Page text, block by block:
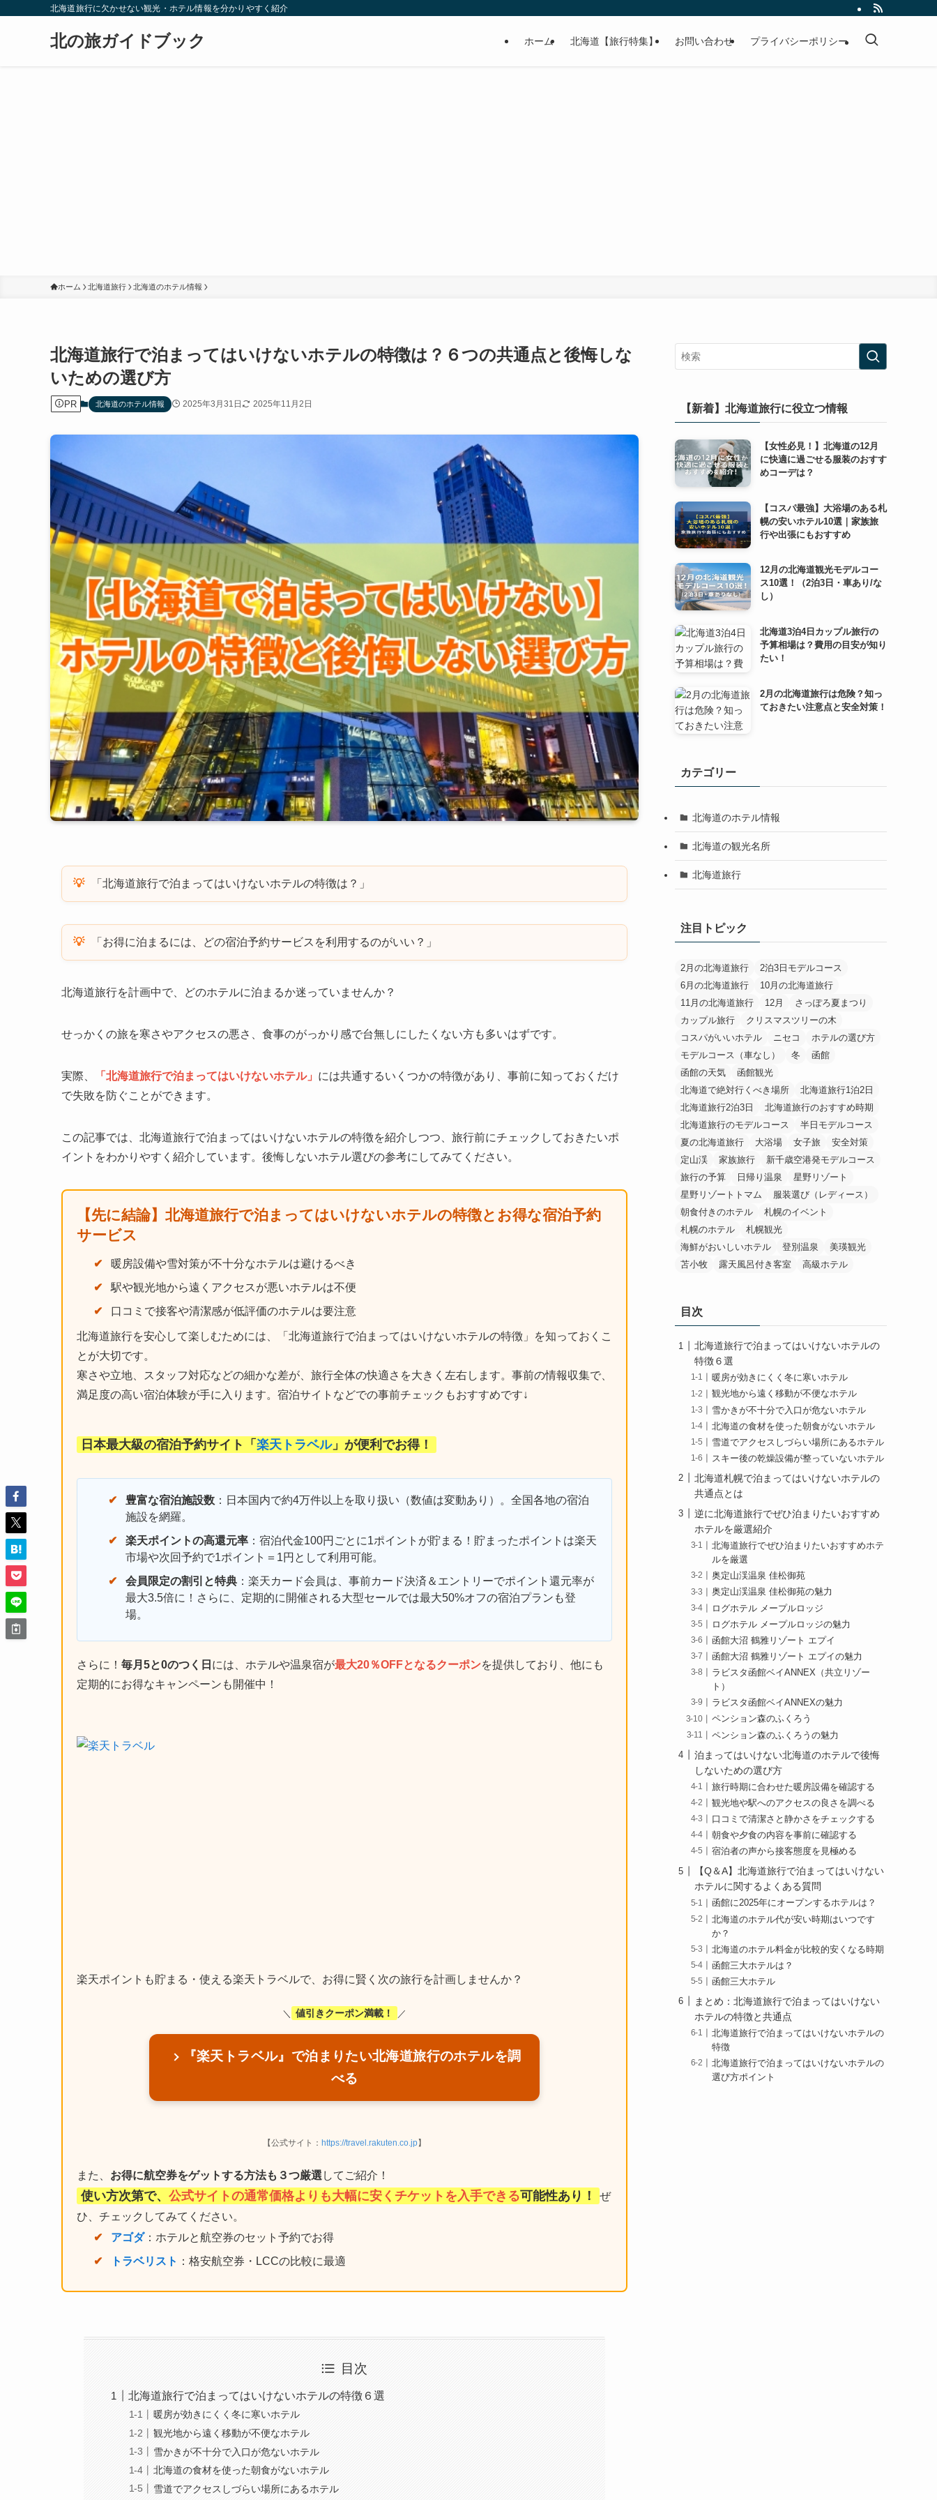
北海道旅行に欠かせない観光・ホテル情報を分かりやすく紹介
北の旅ガイドブック ホーム 北海道【旅行特集】 お問い合わせ プライバシーポリシー
ホーム 北海道旅行 北海道のホテル情報
北海道旅行で泊まってはいけないホテルの特徴は？６つの共通点と後悔しな
いための選び方
PR 北海道のホテル情報 2025年3月31日 2025年11月2日
「北海道旅行で泊まってはいけないホテルの特徴は？」
「お得に泊まるには、どの宿泊予約サービスを利用するのがいい？」
北海道旅行を計画中で、どのホテルに泊まるか迷っていませんか？
せっかくの旅を寒さやアクセスの悪さ、食事のがっかり感で台無しにしたくない方も多いはずです。
実際、 「北海道旅行で泊まってはいけないホテル」 には共通するいくつかの特徴があり、事前に知っておくだけ
で失敗を防ぐことができます。
この記事では、北海道旅行で泊まってはいけないホテルの特徴を紹介しつつ、旅行前にチェックしておきたいポ
イントをわかりやすく紹介しています。後悔しないホテル選びの参考にしてみてください。
【先に結論】北海道旅行で泊まってはいけないホテルの特徴とお得な宿泊予約
サービス
暖房設備や雪対策が不十分なホテルは避けるべき
駅や観光地から遠くアクセスが悪いホテルは不便
口コミで接客や清潔感が低評価のホテルは要注意
北海道旅行を安心して楽しむためには、「北海道旅行で泊まってはいけないホテルの特徴」を知っておくこ
とが大切です。
寒さや立地、スタッフ対応などの細かな差が、旅行全体の快適さを大きく左右します。事前の情報収集で、
満足度の高い宿泊体験が手に入ります。宿泊サイトなどでの事前チェックもおすすめです↓
日本最大級の宿泊予約サイト「 楽天トラベル」が便利でお得！
豊富な宿泊施設数 ：日本国内で約4万件以上を取り扱い（数値は変動あり）。全国各地の宿泊
施設を網羅。
楽天ポイントの高還元率 ：宿泊代金100円ごとに1ポイントが貯まる！貯まったポイントは楽天
市場や次回予約で1ポイント＝1円として利用可能。
会員限定の割引と特典 ：楽天カード会員は、事前カード決済＆エントリーでポイント還元率が
最大3.5倍に！さらに、定期的に開催される大型セールでは最大50%オフの宿泊プランも登
場。
さらに！ 毎月5と0のつく日 には、ホテルや温泉宿が最大20％OFFとなるクーポンを提供しており、他にも
定期的にお得なキャンペーンも開催中！
楽天ポイントも貯まる・使える楽天トラベルで、お得に賢く次の旅行を計画しませんか？
＼ 値引きクーポン満載！ ／
『楽天トラベル』で泊まりたい北海道旅行のホテルを調
べる
【公式サイト： https://travel.rakuten.co.jp】
また、 お得に航空券をゲットする方法も３つ厳選 してご紹介！
使い方次第で、 公式サイトの通常価格よりも大幅に安くチケットを入手できる可能性あり！
ぜ
ひ、チェックしてみてください。
アゴダ：ホテルと航空券のセット予約でお得
トラベリスト ：格安航空券・LCCの比較に最適
目次
北海道旅行で泊まってはいけないホテルの特徴６選
暖房が効きにくく冬に寒いホテル
観光地から遠く移動が不便なホテル
雪かきが不十分で入口が危ないホテル
北海道の食材を使った朝食がないホテル
雪道でアクセスしづらい場所にあるホテル
【新着】北海道旅行に役立つ情報
【女性必見！】北海道の12月
に快適に過ごせる服装のおすす
めコーデは？
【コスパ最強】大浴場のある札
幌の安いホテル10選｜家族旅
行や出張にもおすすめ
12月の北海道観光モデルコー
ス10選！（2泊3日・車あり/な
し）
北海道3泊4日カップル旅行の
予算相場は？費用の目安が知り
たい！
2月の北海道旅行は危険？知っ
ておきたい注意点と安全対策！
カテゴリー
北海道のホテル情報
北海道の観光名所
北海道旅行
注目トピック
2月の北海道旅行
2泊3日モデルコース
6月の北海道旅行
10月の北海道旅行
11月の北海道旅行
12月
さっぽろ夏まつり
カップル旅行
クリスマスツリーの木
コスパがいいホテル
ニセコ
ホテルの選び方
モデルコース（車なし）
冬
函館
函館の天気
函館観光
北海道で絶対行くべき場所
北海道旅行1泊2日
北海道旅行2泊3日
北海道旅行のおすすめ時期
北海道旅行のモデルコース
半日モデルコース
夏の北海道旅行
大浴場 女子旅
安全対策
定山渓
家族旅行
新千歳空港発モデルコース
旅行の予算
日帰り温泉
星野リゾート
星野リゾートトマム
服装選び（レディース）
朝食付きのホテル
札幌のイベント
札幌のホテル
札幌観光
海鮮がおいしいホテル
登別温泉
美瑛観光
苫小牧
露天風呂付き客室 高級ホテル
目次
北海道旅行で泊まってはいけないホテルの
特徴６選
暖房が効きにくく冬に寒いホテル
観光地から遠く移動が不便なホテル
雪かきが不十分で入口が危ないホテル
北海道の食材を使った朝食がないホテル
雪道でアクセスしづらい場所にあるホテル
スキー後の乾燥設備が整っていないホテル
北海道札幌で泊まってはいけないホテルの
共通点とは
逆に北海道旅行でぜひ泊まりたいおすすめ
ホテルを厳選紹介
北海道旅行でぜひ泊まりたいおすすめホテ
ルを厳選
奥定山渓温泉 佳松御苑
奥定山渓温泉 佳松御苑の魅力
ログホテル メープルロッジ
ログホテル メープルロッジの魅力
函館大沼 鶴雅リゾート エプイ
函館大沼 鶴雅リゾート エプイの魅力
ラビスタ函館ベイANNEX（共立リゾー
ト）
ラビスタ函館ベイANNEXの魅力
ペンション森のふくろう
ペンション森のふくろうの魅力
泊まってはいけない北海道のホテルで後悔
しないための選び方
旅行時期に合わせた暖房設備を確認する
観光地や駅へのアクセスの良さを調べる
口コミで清潔さと静かさをチェックする
朝食や夕食の内容を事前に確認する
宿泊者の声から接客態度を見極める
【Q＆A】北海道旅行で泊まってはいけない
ホテルに関するよくある質問
函館に2025年にオープンするホテルは？
北海道のホテル代が安い時期はいつです
か？
北海道のホテル料金が比較的安くなる時期
函館三大ホテルは？
函館三大ホテル
まとめ：北海道旅行で泊まってはいけない
ホテルの特徴と共通点
北海道旅行で泊まってはいけないホテルの
特徴
北海道旅行で泊まってはいけないホテルの
選び方ポイント